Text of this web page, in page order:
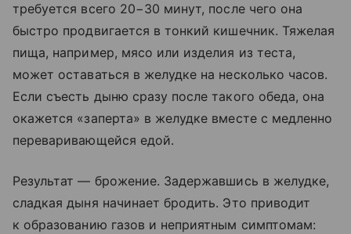
требуется всего 20−30 минут, после чего она
быстро продвигается в тонкий кишечник. Тяжелая
пища, например, мясо или изделия из теста,
может оставаться в желудке на несколько часов.
Если съесть дыню сразу после такого обеда, она
окажется «заперта» в желудке вместе с медленно
переваривающейся едой.
Результат — брожение. Задержавшись в желудке,
сладкая дыня начинает бродить. Это приводит
к образованию газов и неприятным симптомам: